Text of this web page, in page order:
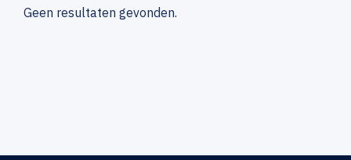
Geen resultaten gevonden.